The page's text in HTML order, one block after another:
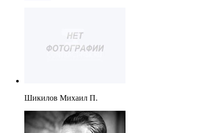
Шикилов Михаил П.